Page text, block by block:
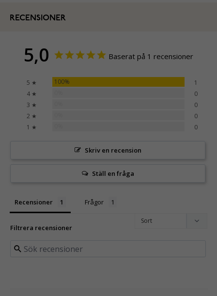
RECENSIONER
5,0 Baserat på 1 recensioner
5 ★ 100%
1
4 ★
0
3 ★
0
2 ★
0
1 ★
0
Skriv en recension
Ställ en fråga
Recensioner Frågor
Filtrera recensioner